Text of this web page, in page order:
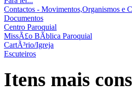
Contactos - Movimentos,Organismos e
Documentos
Centro Paroquial
MissÃ£o BÃ­blica Paroquial
CartÃ³rio/Igreja
Escuteiros
Itens mais